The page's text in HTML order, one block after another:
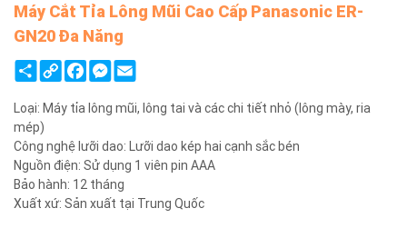
Máy Cắt Tỉa Lông Mũi Cao Cấp Panasonic ER-
GN20 Đa Năng
ShareCopy
Link
FacebookMessenger
Email
Loại: Máy tỉa lông mũi, lông tai và các chi tiết nhỏ (lông mày, ria
mép)
Công nghệ lưỡi dao: Lưỡi dao kép hai cạnh sắc bén
Nguồn điện: Sử dụng 1 viên pin AAA
Bảo hành: 12 tháng
Xuất xứ: Sản xuất tại Trung Quốc